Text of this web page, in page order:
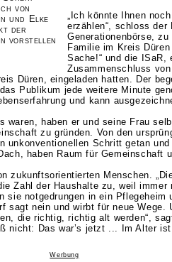
von
und Elke
der
vorstellen
„Ich könnte Ihnen
erzählen“, schloss der
Generationenbörse,
Familie im Kreis
Sache!“ und die ISaR,
Zusammenschluss
Düren, eingeladen hatten. Der
Publikum jede weitere Minute
und kann
waren, haben er und seine Frau
zu gründen. Von den
unkonventionellen Schritt getan
haben Raum für Gemeinschaft
zukunftsorientierten Menschen.
Zahl der Haushalte zu, weil immer
sie notgedrungen in ein Pflegeheim
sagt nein und wirbt für neue Wege.
die richtig, richtig alt werden“,
nicht: Das war’s jetzt ... Im Alter
Werbung